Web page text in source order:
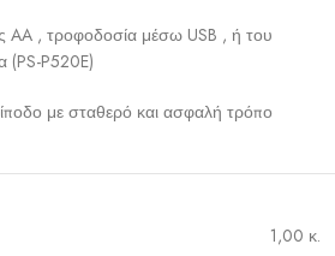
AA , τροφοδοσία μέσω USB , ή του
(PS-P520E)
με σταθερό και ασφαλή τρόπο
1,00 κ.